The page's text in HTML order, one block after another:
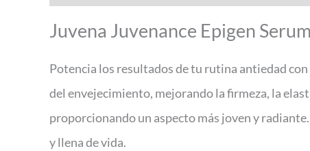
Juvena Juvenance Epigen
Potencia los resultados de tu rutina antiedad
del envejecimiento, mejorando la firmeza, la
proporcionando un aspecto más joven y
y llena de vida.